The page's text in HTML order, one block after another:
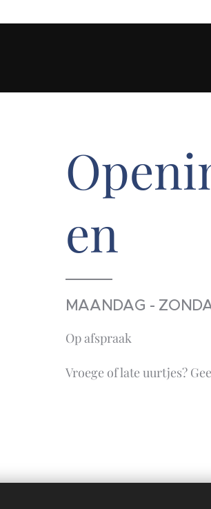
en
MAANDAG -
Op afspraak
Vroege of late uurtjes?